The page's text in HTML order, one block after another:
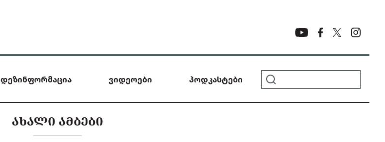
დეზინფორმაცია ვიდეოები პოდკასტები
ᲐᲮᲐᲚᲘ ᲐᲛᲑᲔᲑᲘ